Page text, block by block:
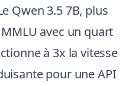
Qwen 3.5 7B, plus
avec un quart
à 3x la vitesse
pour une API